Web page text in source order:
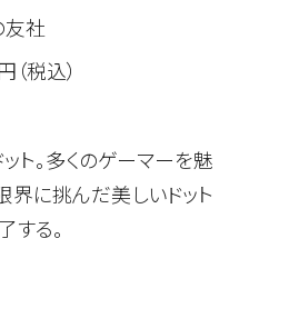
友社
税込）
ト。多くのゲーマーを魅
界に挑んだ美しいドット
る。